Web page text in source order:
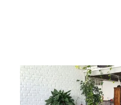
AUBERVILLIERS 93
94,04 m 2, 4 pièces
Ref : 4025